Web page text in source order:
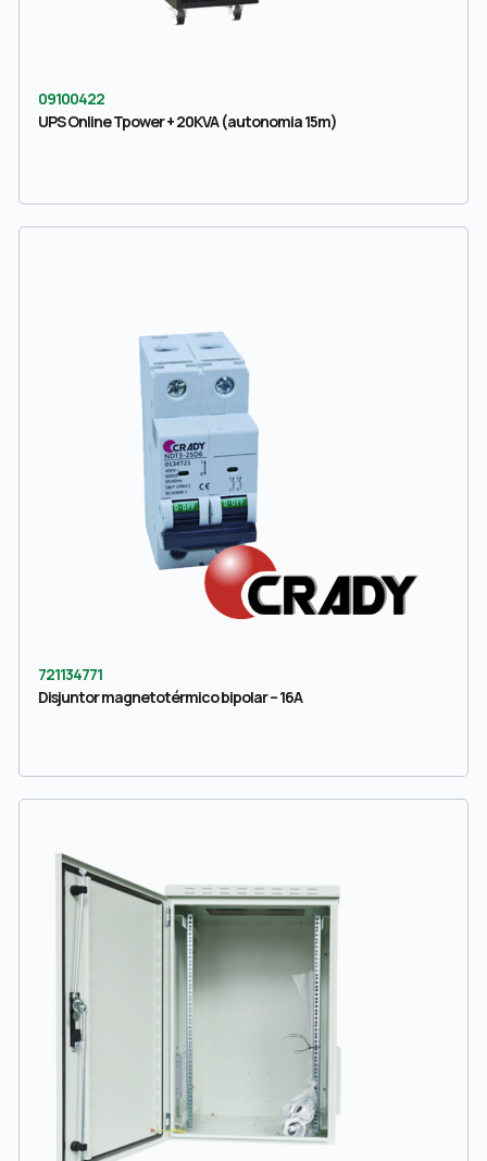
09100422
UPS Online Tpower + 20KVA (autonomia 15m)
721134771
Disjuntor magnetotérmico bipolar – 16A